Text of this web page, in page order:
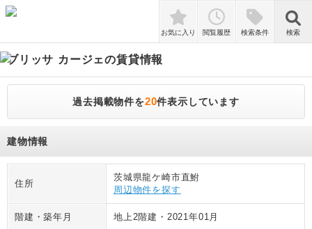
検索
お気に入り 閲覧履歴 検索条件 検索
ブリッサ カージェの賃貸情報
過去掲載物件を20件表示しています
建物情報
住所
茨城県龍ケ崎市直鮒
周辺物件を探す
階建・築年月 地上2階建 ・ 2021年01月